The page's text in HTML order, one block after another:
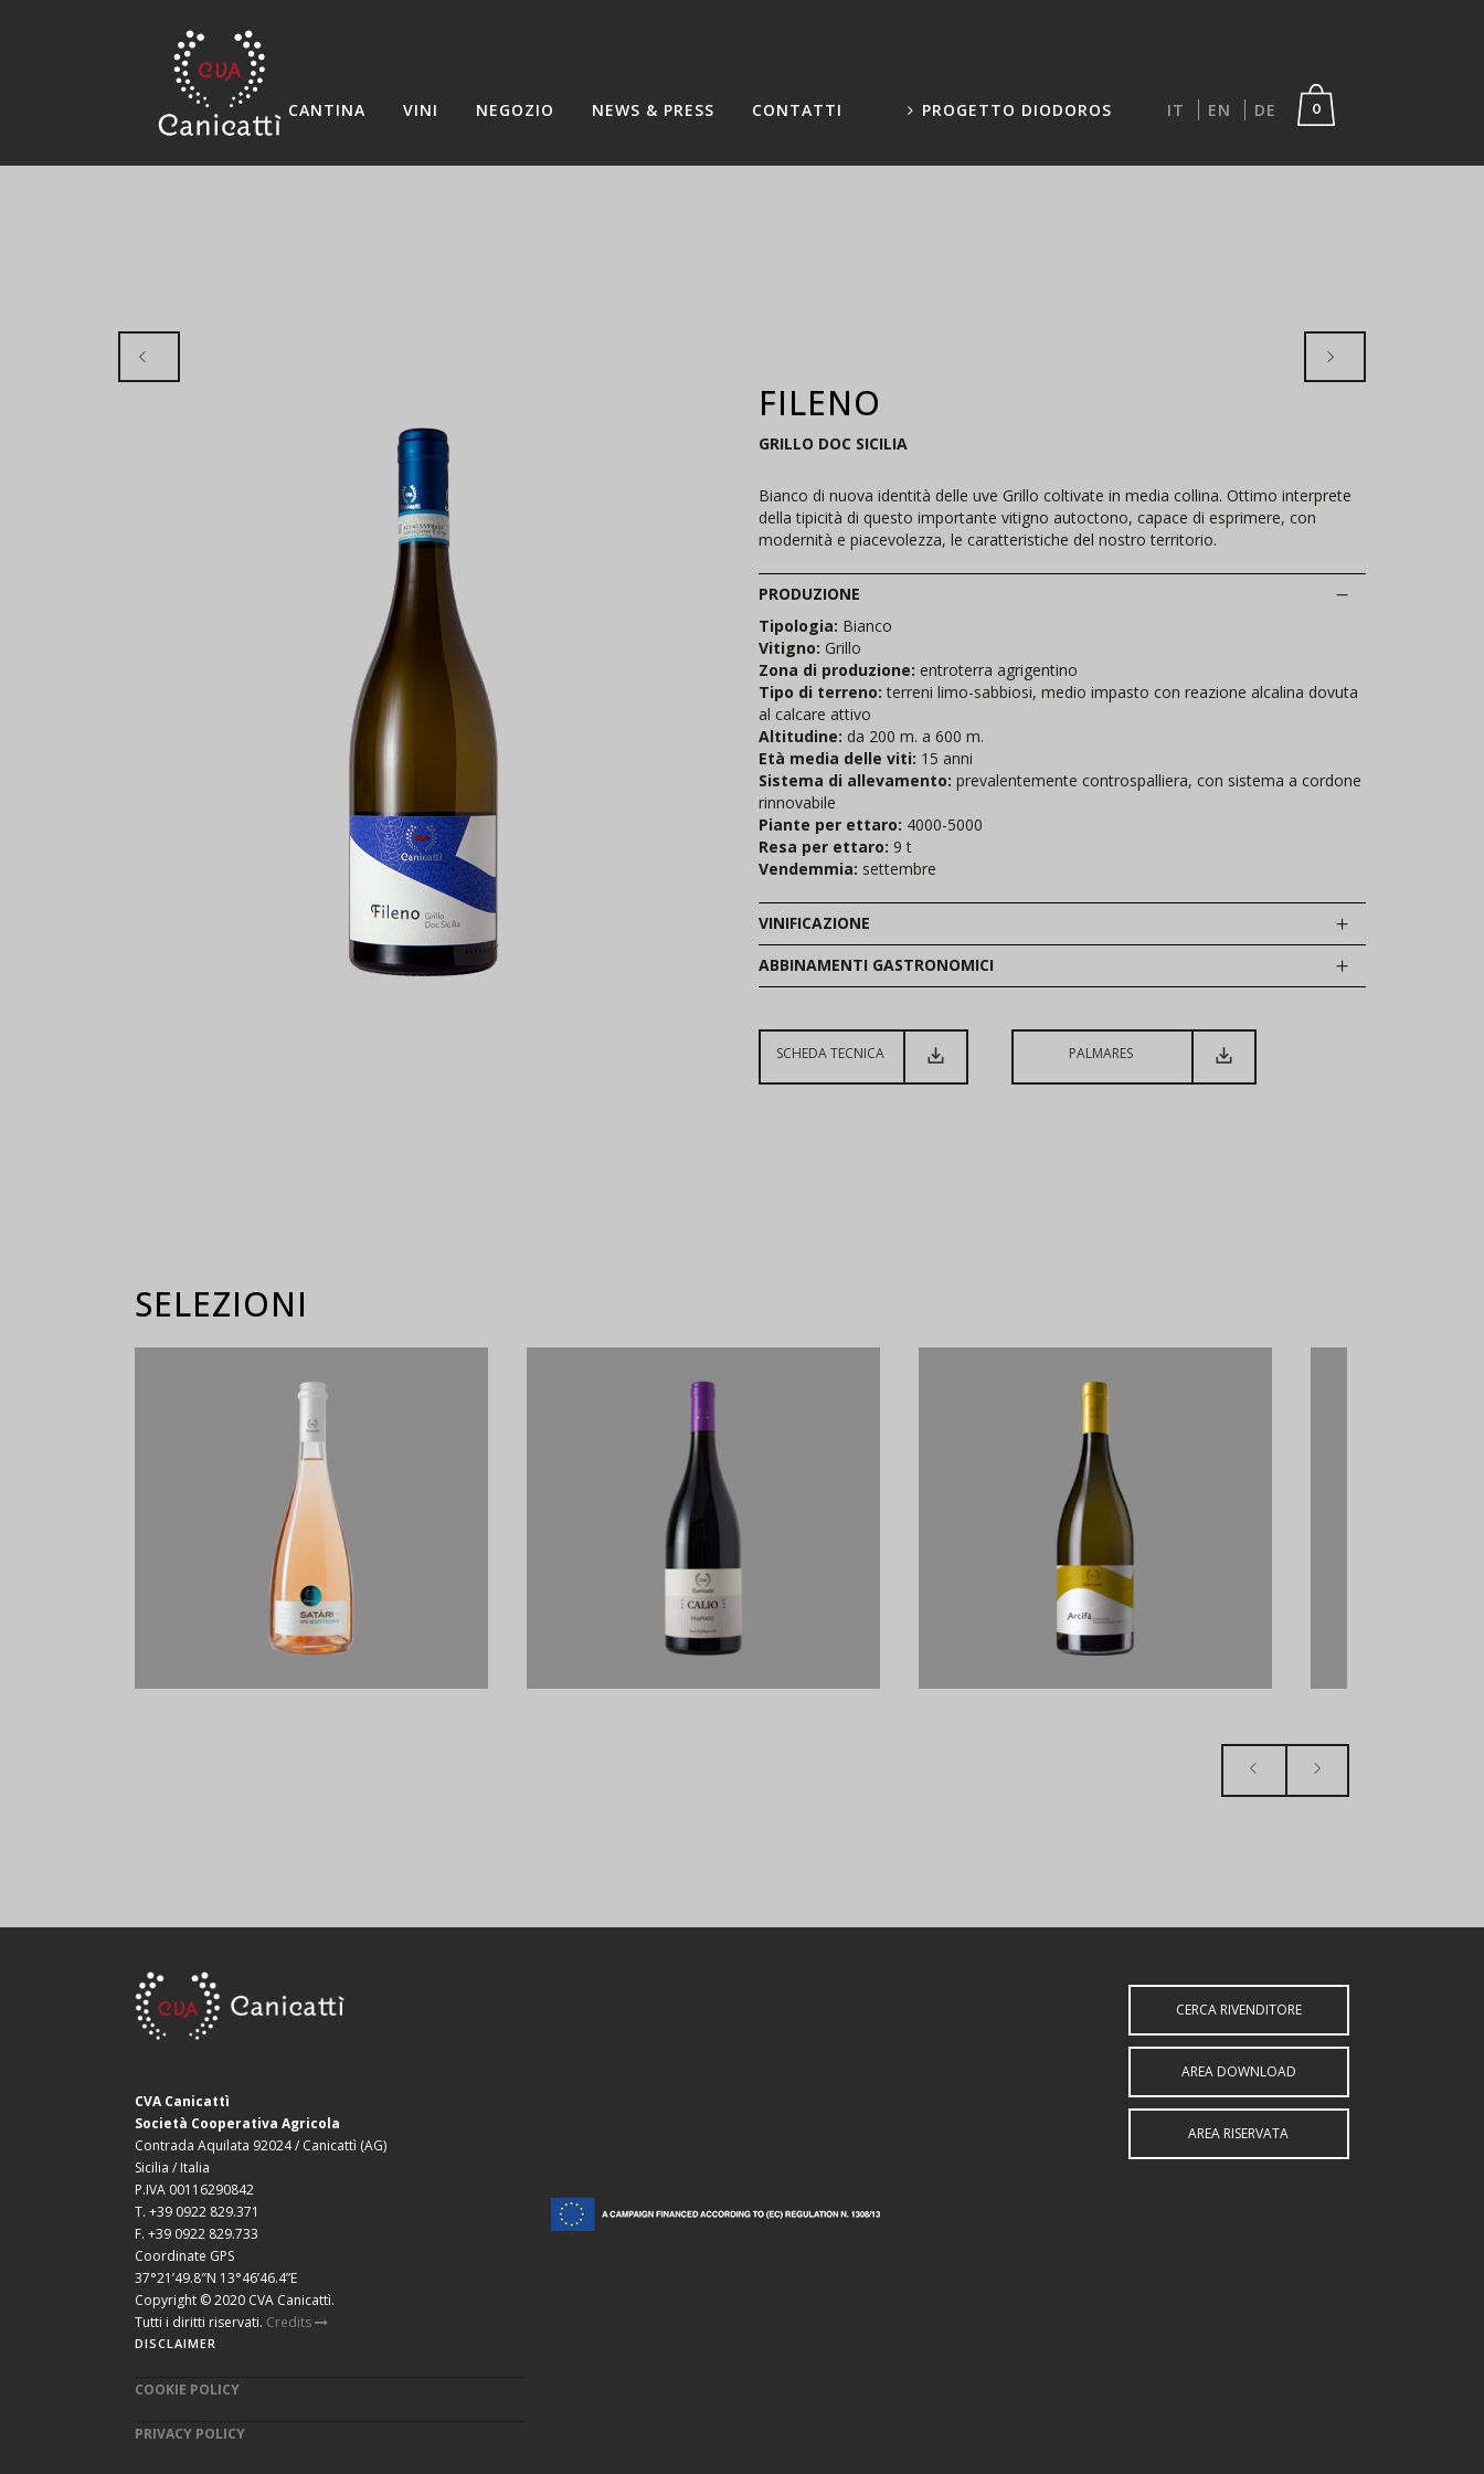
0
CANTINA VINI NEGOZIO NEWS & PRESS CONTATTI PROGETTO DIODOROS IT EN DE
FILENO
GRILLO DOC SICILIA
Bianco di nuova identità delle uve Grillo coltivate in media collina. Ottimo interprete
della tipicità di questo importante vitigno autoctono, capace di esprimere, con
modernità e piacevolezza, le caratteristiche del nostro territorio.
PRODUZIONE
Tipologia: Bianco
Vitigno: Grillo
Zona di produzione: entroterra agrigentino
Tipo di terreno:terreni limo-sabbiosi, medio impasto con reazione alcalina dovuta
al calcare attivo
Altitudine: da 200 m. a 600 m.
Età media delle viti: 15 anni
Sistema di allevamento: prevalentemente controspalliera, con sistema a cordone
rinnovabile
Piante per ettaro: 4000-5000
Resa per ettaro: 9 t
Vendemmia: settembre
VINIFICAZIONE
ABBINAMENTI GASTRONOMICI
SCHEDA TECNICA PALMARES
SELEZIONI
CVA Canicattì
Società Cooperativa Agricola
Contrada Aquilata 92024 / Canicattì (AG)
Sicilia / Italia
P.IVA 00116290842
T. +39 0922 829.371
F. +39 0922 829.733
Coordinate GPS
37°21’49.8″N 13°46’46.4”E
Copyright © 2020 CVA Canicattì.
Tutti i diritti riservati. Credits
DISCLAIMER
COOKIE POLICY
PRIVACY POLICY
CERCA RIVENDITORE
AREA DOWNLOAD
AREA RISERVATA